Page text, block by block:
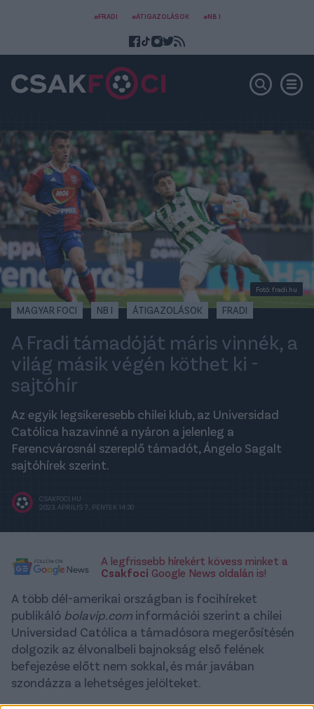
#FRADI #ÁTIGAZOLÁSOK #NB I
Fotó: fradi.hu
MAGYAR FOCI NB I ÁTIGAZOLÁSOK FRADI
A Fradi támadóját máris vinnék, a
világ másik végén köthet ki -
sajtóhír
Az egyik legsikeresebb chilei klub, az Universidad
Católica hazavinné a nyáron a jelenleg a
Ferencvárosnál szereplő támadót, Ángelo Sagalt
sajtóhírek szerint.
CSAKFOCI.HU
2023. ÁPRILIS 7., PÉNTEK 14:30
A legfrissebb hírekért kövess minket a
Csakfoci Google News oldalán is!
A több dél-amerikai országban is focihíreket
publikáló bolavip.com információi szerint a chilei
Universidad Católica a támadósora megerősítésén
dolgozik az élvonalbeli bajnokság első felének
befejezése előtt nem sokkal, és már javában
szondázza a lehetséges jelölteket.